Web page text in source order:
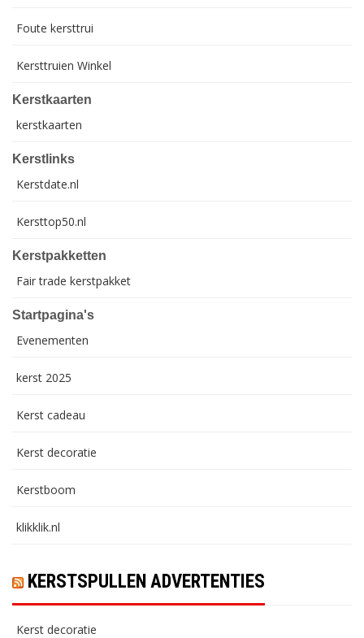
Foute kersttrui
Kersttruien Winkel
Kerstkaarten
kerstkaarten
Kerstlinks
Kerstdate.nl
Kersttop50.nl
Kerstpakketten
Fair trade kerstpakket
Startpagina's
Evenementen
kerst 2025
Kerst cadeau
Kerst decoratie
Kerstboom
klikklik.nl
KERSTSPULLEN ADVERTENTIES
Kerst decoratie